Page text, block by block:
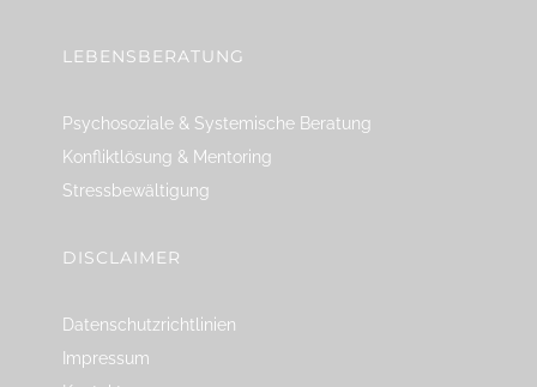
LEBENSBERATUNG
Psychosoziale & Systemische Beratung
Konfliktlösung & Mentoring
Stressbewältigung
DISCLAIMER
Datenschutzrichtlinien
Impressum